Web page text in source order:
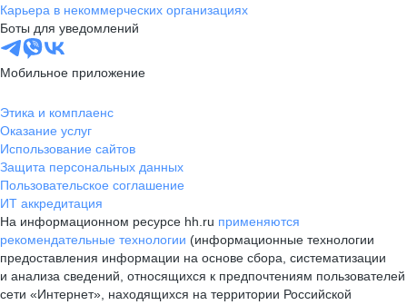
Карьера в некоммерческих организациях
Боты для уведомлений
Мобильное приложение
Этика и комплаенс
Оказание услуг
Использование сайтов
Защита персональных данных
Пользовательское соглашение
ИТ аккредитация
На информационном ресурсе hh.ru применяются
рекомендательные технологии (информационные технологии
предоставления информации на основе сбора, систематизации
и анализа сведений, относящихся к предпочтениям пользователей
сети «Интернет», находящихся на территории Российской